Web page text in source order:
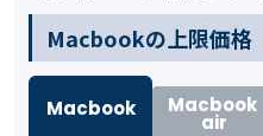
️Macbookの上限価格
Macbook Macbook
air